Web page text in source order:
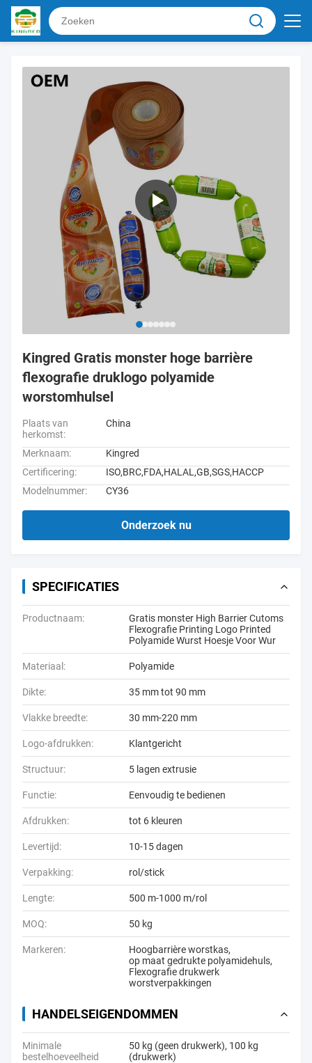
Kingred Gratis monster hoge barrière
flexografie druklogo polyamide
worstomhulsel
Plaats van
herkomst:
China
Merknaam:
Kingred
Certificering:
ISO,BRC,FDA,HALAL,GB,SGS,HACCP
Modelnummer:
CY36
Onderzoek nu
SPECIFICATIES
Productnaam:
Gratis monster High Barrier Cutoms
Flexografie Printing Logo Printed
Polyamide Wurst Hoesje Voor Wur
Materiaal: Polyamide
Dikte: 35 mm tot 90 mm
Vlakke breedte: 30 mm-220 mm
Logo-afdrukken: Klantgericht
Structuur: 5 lagen extrusie
Functie: Eenvoudig te bedienen
Afdrukken: tot 6 kleuren
Levertijd: 10-15 dagen
Verpakking: rol/stick
Lengte: 500 m-1000 m/rol
MOQ: 50 kg
Markeren: Hoogbarrière worstkas,
op maat gedrukte polyamidehuls,
Flexografie drukwerk
worstverpakkingen
HANDELSEIGENDOMMEN
Minimale
bestelhoeveelheid
50 kg (geen drukwerk), 100 kg
(drukwerk)